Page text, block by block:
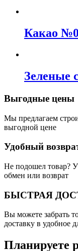
Какао
Зеленые
Выгодные цены
Мы предлагаем
выгодной цене
Удобный
Не подошел товар?
обмен или возврат
БЫСТРАЯ
Вы можете забрать
доставку в удобное
Планируете